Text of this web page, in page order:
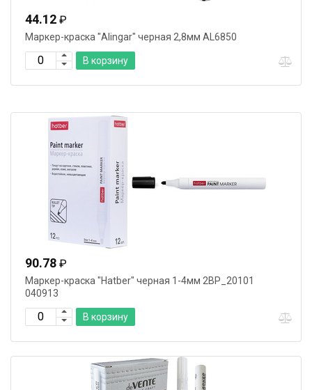
44.12 ₽
Маркер-краска "Alingar" черная 2,8мм AL6850
В корзину
90.78 ₽
Маркер-краска "Hatber" черная 1-4мм 2ВР_20101
040913
В корзину